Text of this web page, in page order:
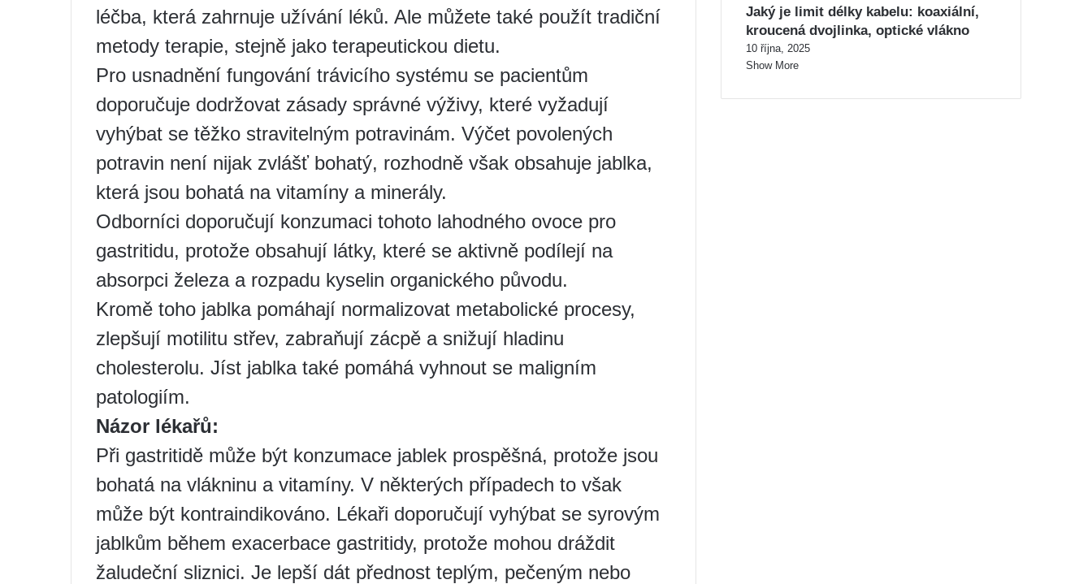
léčba, která zahrnuje užívání léků. Ale můžete také použít tradiční
metody terapie, stejně jako terapeutickou dietu.
Pro usnadnění fungování trávicího systému se pacientům
doporučuje dodržovat zásady správné výživy, které vyžadují
vyhýbat se těžko stravitelným potravinám. Výčet povolených
potravin není nijak zvlášť bohatý, rozhodně však obsahuje jablka,
která jsou bohatá na vitamíny a minerály.
Odborníci doporučují konzumaci tohoto lahodného ovoce pro
gastritidu, protože obsahují látky, které se aktivně podílejí na
absorpci železa a rozpadu kyselin organického původu.
Kromě toho jablka pomáhají normalizovat metabolické procesy,
zlepšují motilitu střev, zabraňují zácpě a snižují hladinu
cholesterolu. Jíst jablka také pomáhá vyhnout se maligním
patologiím.
Názor lékařů:
Při gastritidě může být konzumace jablek prospěšná, protože jsou
bohatá na vlákninu a vitamíny. V některých případech to však
může být kontraindikováno. Lékaři doporučují vyhýbat se syrovým
jablkům během exacerbace gastritidy, protože mohou dráždit
žaludeční sliznici. Je lepší dát přednost teplým, pečeným nebo
Jaký je limit délky kabelu: koaxiální,
kroucená dvojlinka, optické vlákno
10 října, 2025
Show More